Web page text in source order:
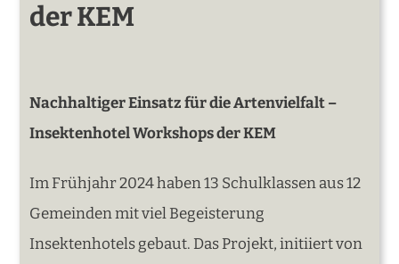
der KEM
Nachhaltiger Einsatz für die Artenvielfalt –
Insektenhotel Workshops der KEM
Im Frühjahr 2024 haben 13 Schulklassen aus 12
Gemeinden mit viel Begeisterung
Insektenhotels gebaut. Das Projekt, initiiert von